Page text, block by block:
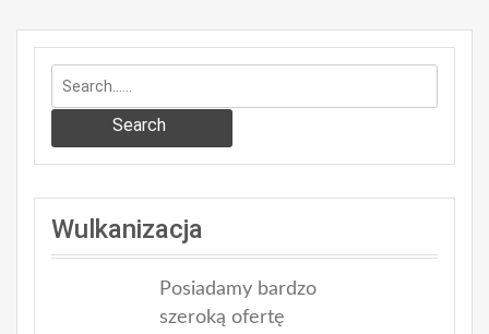
Search
Wulkanizacja
Posiadamy bardzo
szeroką ofertę